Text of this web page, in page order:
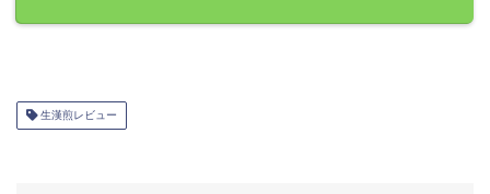
生漢煎レビュー